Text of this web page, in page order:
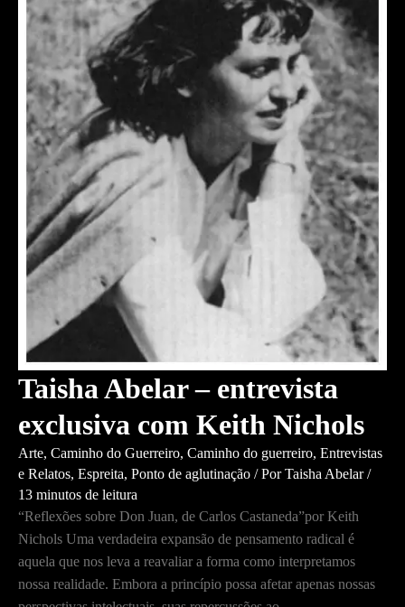
Intento
em
imagens
Taisha Abelar – entrevista
exclusiva com Keith Nichols
Arte, Caminho do Guerreiro, Caminho do guerreiro, Entrevistas
e Relatos, Espreita, Ponto de aglutinação / PorTaisha Abelar/
13 minutos de leitura
“Reflexões sobre Don Juan, de Carlos Castaneda”por Keith
Nichols Uma verdadeira expansão de pensamento radical é
aquela que nos leva a reavaliar a forma como interpretamos
nossa realidade. Embora a princípio possa afetar apenas nossas